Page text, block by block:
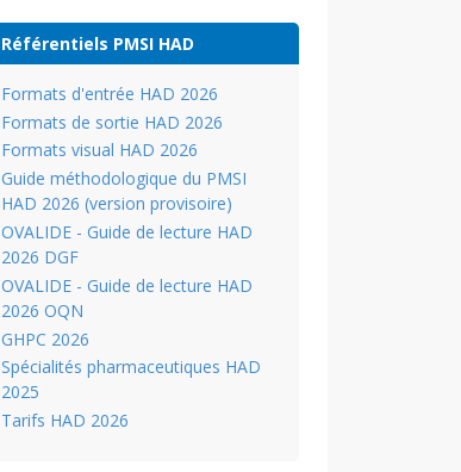
Référentiels PMSI HAD
Formats d'entrée HAD 2026
Formats de sortie HAD 2026
Formats visual HAD 2026
Guide méthodologique du PMSI
HAD 2026 (version provisoire)
OVALIDE - Guide de lecture HAD
2026 DGF
OVALIDE - Guide de lecture HAD
2026 OQN
GHPC 2026
Spécialités pharmaceutiques HAD
2025
Tarifs HAD 2026